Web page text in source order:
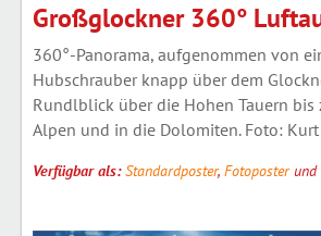
Großglockner 360°
360°-Panorama, aufgenommen von
Hubschrauber knapp über dem
Rundlblick über die Hohen Tauern bis
Alpen und in die Dolomiten. Foto:
Verfügbar als:Standardposter, Fotoposterund